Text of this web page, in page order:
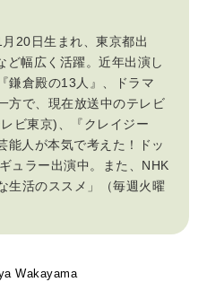
20日生まれ、東京都出
ど幅広く活躍。近年出演し
鎌倉殿の13人』、ドラマ
方で、現在放送中のテレビ
ビ東京)、『クレイジー
能人が本気で考えた！ドッ
ュラー出演中。また、NHK
生活のススメ」（毎週火曜
Wakayama